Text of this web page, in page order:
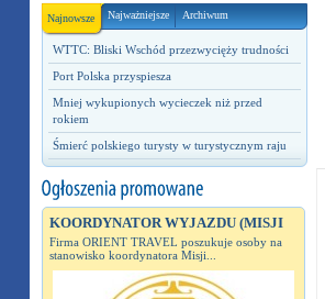
Najnowsze Najważniejsze Archiwum
WTTC: Bliski Wschód przezwycięży trudności
Port Polska przyspiesza
Mniej wykupionych wycieczek niż przed
rokiem
Śmierć polskiego turysty w turystycznym raju
KOORDYNATOR WYJAZDU (MISJI
Firma ORIENT TRAVEL poszukuje osoby na
stanowisko koordynatora Misji...